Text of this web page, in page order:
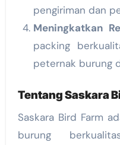
pengiriman dan
Meningkatkan
packing
peternak burung
Tentang Saskara
Saskara Bird Farm
burung